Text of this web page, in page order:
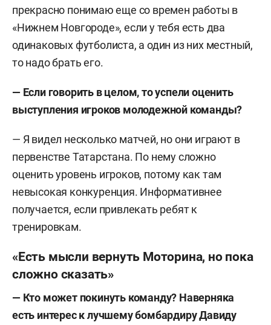
прекрасно понимаю еще со времен работы в
«Нижнем Новгороде», если у тебя есть два
одинаковых футболиста, а один из них местный,
то надо брать его.
— Если говорить в целом, то успели оценить
выступления игроков молодежной команды?
— Я видел несколько матчей, но они играют в
первенстве Татарстана. По нему сложно
оценить уровень игроков, потому как там
невысокая конкуренция. Информативнее
получается, если привлекать ребят к
тренировкам.
«Есть мысли вернуть Моторина, но пока
сложно сказать»
— Кто может покинуть команду? Наверняка
есть интерес к лучшему бомбардиру Давиду